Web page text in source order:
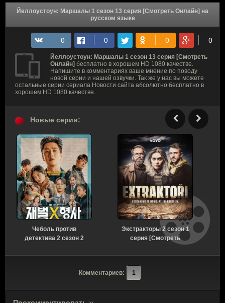
Йеллоустоун: Маршалы 1 сезон 13 серия [Смотреть Онлайн] на
русском языке
Йеллоустоун: Маршалы 1 сезон 13 серия [Смотреть
Онлайн] бесплатно в хорошем HD 1080 качестве.
Напишите в комментариях ваше мнение по поводу
новой серии и нашей озвучки. Так же у нас вы можете
остальные серии сериала Новости сайта абсолютно бесплатно в
хорошем HD 1080 качестве.
Новые серии:
Чеболь против
детектива 2 сезон 2
Онлайн]
Экстракторы 2 сезон 1
серия [Смотреть
Комментариев: 1